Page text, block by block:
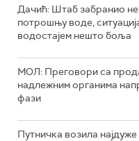
Дачић: Штаб забранио
потрошњу воде,
водостајем нешто боља
МОЛ: Преговори са
надлежним органима
фази
Путничка возила најдуже